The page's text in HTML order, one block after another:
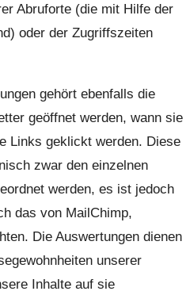
Abruforte (die mit Hilfe der
oder der Zugriffszeiten
gehört ebenfalls die
geöffnet werden, wann sie
Links geklickt werden. Diese
zwar den einzelnen
werden, es ist jedoch
das von MailChimp,
Die Auswertungen dienen
unserer
Inhalte auf sie